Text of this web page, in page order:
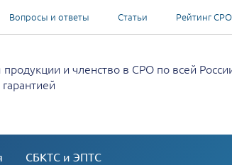
Вопросы и ответы Статьи Рейтинг СРО
и членство в СРО по всей
СБКТС и ЭПТС